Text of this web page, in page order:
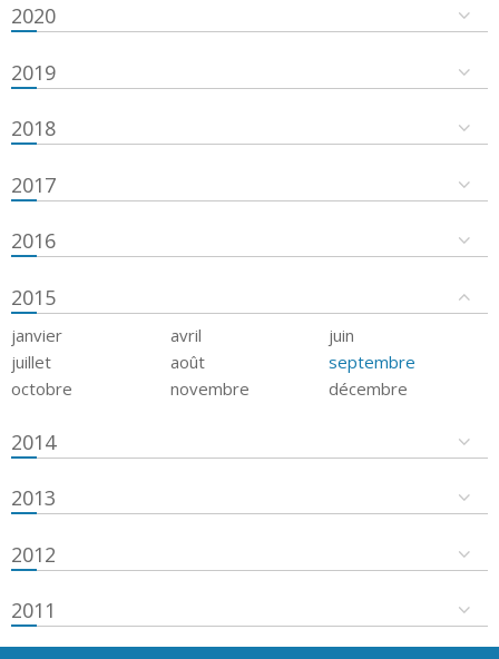
2020
2019
2018
2017
2016
2015
janvier avril
juin
juillet
août
septembre
octobre
novembre décembre
2014
2013
2012
2011